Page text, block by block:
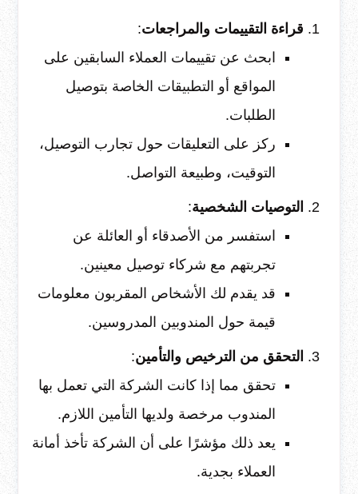
قراءة التقييمات والمراجعات:
ابحث عن تقييمات العملاء السابقين على
المواقع أو التطبيقات الخاصة بتوصيل
الطلبات.
ركز على التعليقات حول تجارب التوصيل،
التوقيت، وطبيعة التواصل.
التوصيات الشخصية:
استفسر من الأصدقاء أو العائلة عن
تجربتهم مع شركاء توصيل معينين.
قد يقدم لك الأشخاص المقربون معلومات
قيمة حول المندوبين المدروسين.
التحقق من الترخيص والتأمين:
تحقق مما إذا كانت الشركة التي تعمل بها
المندوب مرخصة ولديها التأمين اللازم.
يعد ذلك مؤشرًا على أن الشركة تأخذ أمانة
العملاء بجدية.